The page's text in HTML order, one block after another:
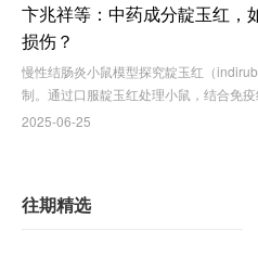
卞兆祥等：中药成分靛玉红，
损伤？
慢性结肠炎小鼠模型探究靛玉红（
制。通过口服靛玉红处理小鼠，结合免疫
胞术及代谢组学分析，揭示其肝损伤发生
2025-06-25
往期精选